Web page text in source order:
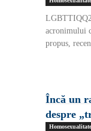
acronimului
propus,
Încă un
despre